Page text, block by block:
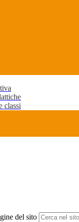
classi
del sito